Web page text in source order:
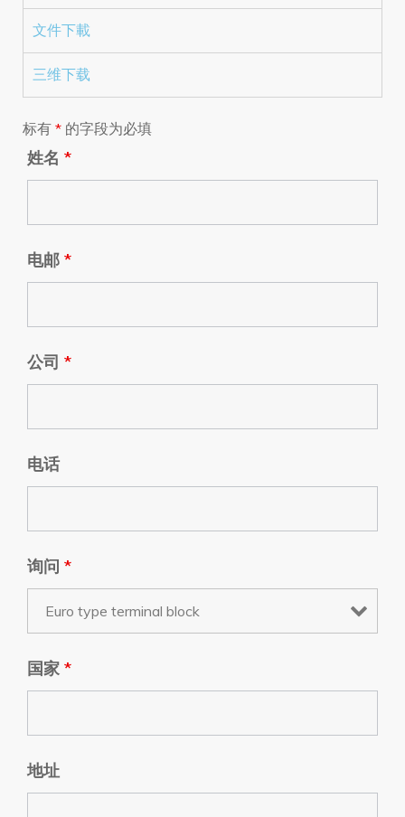
文件下載
三维下载
标有 * 的字段为必填
姓名 *
电邮 *
公司 *
电话
询问 *
国家 *
地址